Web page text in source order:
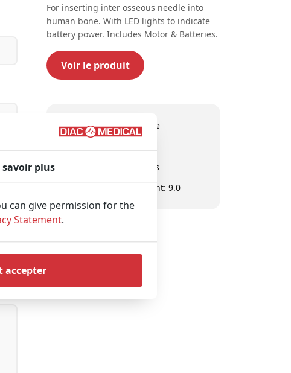
For inserting inter osseous needle into
human bone. With LED lights to indicate
battery power. Includes Motor & Batteries.
Voir le produit
Qualité supérieure
Experts en affaires
Évaluation du client: 9.0
savoir plus
can give permission for the
Statement.
accepter